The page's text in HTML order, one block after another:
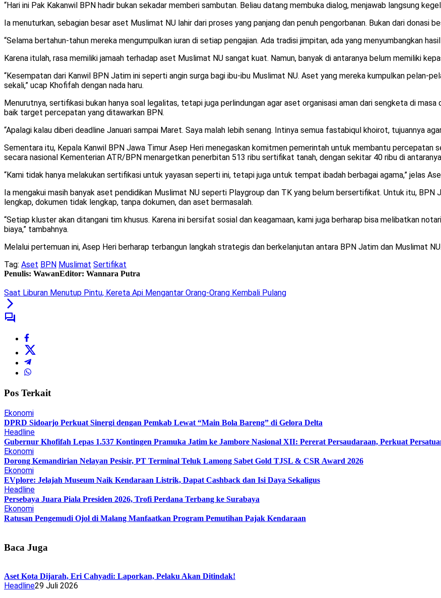
“Hari ini Pak Kakanwil BPN hadir bukan sekadar memberi sambutan. Beliau datang membuka dialog, menjawab langsung
Ia menuturkan, sebagian besar aset Muslimat NU lahir dari proses yang panjang dan penuh pengorbanan. Bukan dari donasi
“Selama bertahun-tahun mereka mengumpulkan iuran di setiap pengajian. Ada tradisi jimpitan, ada yang menyumbangkan
Karena itulah, rasa memiliki jamaah terhadap aset Muslimat NU sangat kuat. Namun, banyak di antaranya belum memiliki
“Kesempatan dari Kanwil BPN Jatim ini seperti angin surga bagi ibu-ibu Muslimat NU. Aset yang mereka kumpulkan pelan-
sekali,” ucap Khofifah dengan nada haru.
Menurutnya, sertifikasi bukan hanya soal legalitas, tetapi juga perlindungan agar aset organisasi aman dari sengketa di
baik target percepatan yang ditawarkan BPN.
“Apalagi kalau diberi deadline Januari sampai Maret. Saya malah lebih senang. Intinya semua fastabiqul khoirot, tujuannya
Sementara itu, Kepala Kanwil BPN Jawa Timur Asep Heri menegaskan komitmen pemerintah untuk membantu percepatan
secara nasional Kementerian ATR/BPN menargetkan penerbitan 513 ribu sertifikat tanah, dengan sekitar 40 ribu di
“Kami tidak hanya melakukan sertifikasi untuk yayasan seperti ini, tetapi juga untuk tempat ibadah berbagai agama,” jelas
Ia mengakui masih banyak aset pendidikan Muslimat NU seperti Playgroup dan TK yang belum bersertifikat. Untuk itu,
lengkap, dokumen tidak lengkap, tanpa dokumen, dan aset bermasalah.
“Setiap kluster akan ditangani tim khusus. Karena ini bersifat sosial dan keagamaan, kami juga berharap bisa melibatkan
biaya,” tambahnya.
Melalui pertemuan ini, Asep Heri berharap terbangun langkah strategis dan berkelanjutan antara BPN Jatim dan Muslimat NU.
Tag: Aset BPN Muslimat Sertifikat
Penulis: WawanEditor: Wannara Putra
Saat Liburan Menutup Pintu, Kereta Api Mengantar Orang-Orang Kembali Pulang
Pos Terkait
Ekonomi
DPRD Sidoarjo Perkuat Sinergi dengan Pemkab Lewat “Main Bola Bareng” di Gelora Delta
Headline
Gubernur Khofifah Lepas 1.537 Kontingen Pramuka Jatim ke Jambore Nasional XII: Pererat Persaudaraan, Perkuat
Ekonomi
Dorong Kemandirian Nelayan Pesisir, PT Terminal Teluk Lamong Sabet Gold TJSL & CSR Award 2026
Ekonomi
EVplore: Jelajah Museum Naik Kendaraan Listrik, Dapat Cashback dan Isi Daya Sekaligus
Headline
Persebaya Juara Piala Presiden 2026, Trofi Perdana Terbang ke Surabaya
Ekonomi
Ratusan Pengemudi Ojol di Malang Manfaatkan Program Pemutihan Pajak Kendaraan
Baca Juga
Aset Kota Dijarah, Eri Cahyadi: Laporkan, Pelaku Akan Ditindak!
Headline29 Juli 2026